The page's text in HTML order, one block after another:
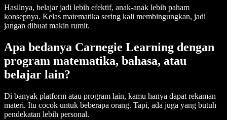
Hasilnya, belajar jadi lebih efektif, anak-anak lebih paham
konsepnya. Kelas matematika sering kali membingungkan, jadi
jangan dibuat makin rumit.
Apa bedanya Carnegie Learning dengan
program matematika, bahasa, atau
belajar lain?
Di banyak platform atau program lain, kamu hanya dapat rekaman
materi. Itu cocok untuk beberapa orang. Tapi, ada juga yang butuh
pendekatan lebih personal.